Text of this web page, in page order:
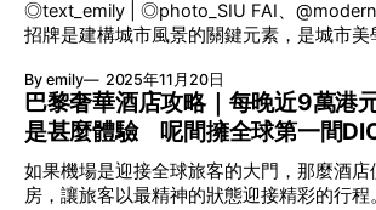
撼。Pen So坦承單純繪畫香港景物早已滿足
一步，希望用景來說故事，因此有了《香港
來的一股沖繩跳舞組合SPEED、MAX、DA
到九十年代末的HIP HOP、R&B風潮，造就
步、MISIA、倉木麻衣等更多歌姬加入樂壇
愈來愈強。 同期像J家旗下的男團、女團MORNING娘等亦開
始打造既具顏值兼備跳唱實力的男、女偶
花齊放的歌手、樂隊與偶像把J-POP推至最
更延伸到全亞洲，我們才能有機會讓J-POP
重溫以下二十個不同界別的J-
◎text_emily | ◎photo_SIU FAI、
招牌是建構城市風景的關鍵元素，是城市美
牌，為城市景觀注入靈魂，可惜近幾年不少
牌因建築物條例而無奈被拆。由馮達煒（
（Kevin）兩位建築師創立的「街招」，便
保留快要一點一點失去的香港美學。 從建築師到成立「街
招」：Ken與Kevin的保育之路 在2022年11月尖沙咀天星碼頭
的一間地舖內，放滿了模樣各異的招牌。九
By emily 2025年11月20日
巴黎奢華酒店攻略｜每晚近9萬港
是甚麼體驗 呢間擁全球第一間
如果機場是迎接全球旅客的大門，那麼酒
房，讓旅客以最精神的狀態迎接精彩的行程